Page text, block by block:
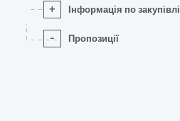
+ Інформація по закупівлі
- Пропозиції